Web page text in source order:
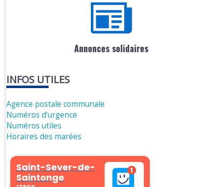
Annonces solidaires
INFOS UTILES
Agence postale communale
Numéros d'urgence
Numéros utiles
Horaires des marées